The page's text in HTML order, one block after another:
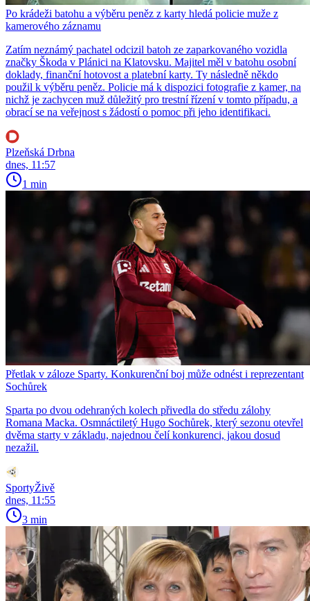
Po krádeži batohu a výběru peněz z karty hledá policie muže z
kamerového záznamu
Zatím neznámý pachatel odcizil batoh ze zaparkovaného vozidla
značky Škoda v Plánici na Klatovsku. Majitel měl v batohu osobní
doklady, finanční hotovost a platební karty. Ty následně někdo
použil k výběru peněz. Policie má k dispozici fotografie z kamer, na
nichž je zachycen muž důležitý pro trestní řízení v tomto případu, a
obrací se na veřejnost s žádostí o pomoc při jeho identifikaci.
Plzeňská Drbna
dnes, 11:57
1 min
Přetlak v záloze Sparty. Konkurenční boj může odnést i reprezentant
Sochůrek
Sparta po dvou odehraných kolech přivedla do středu zálohy
Romana Macka. Osmnáctiletý Hugo Sochůrek, který sezonu otevřel
dvěma starty v základu, najednou čelí konkurenci, jakou dosud
nezažil.
SportyŽivě
dnes, 11:55
3 min